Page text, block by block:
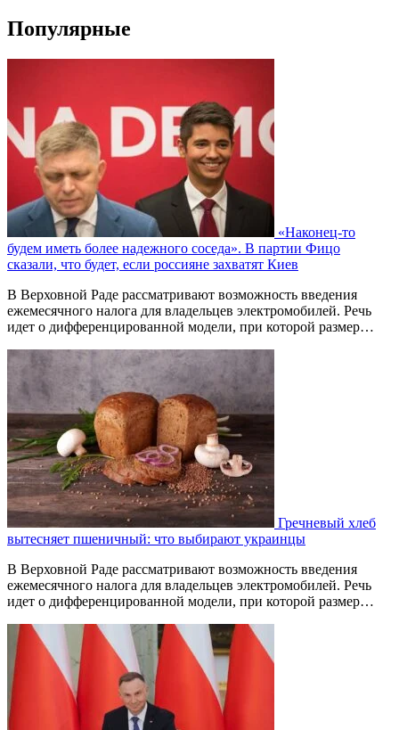
Популярные
«Наконец-то
будем иметь более надежного соседа». В партии Фицо
сказали, что будет, если россияне захватят Киев
В Верховной Раде рассматривают возможность введения
ежемесячного налога для владельцев электромобилей. Речь
идет о дифференцированной модели, при которой размер…
Гречневый хлеб
вытесняет пшеничный: что выбирают украинцы
В Верховной Раде рассматривают возможность введения
ежемесячного налога для владельцев электромобилей. Речь
идет о дифференцированной модели, при которой размер…